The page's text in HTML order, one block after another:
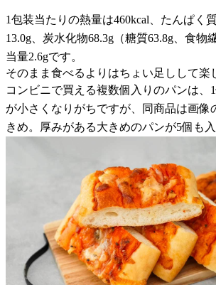
1包装当たりの熱量は460kcal、たんぱく
13.0g、炭水化物68.3g（糖質63.8g、食物
当量2.6gです。
そのまま食べるよりはちょい足しして楽
コンビニで買える複数個入りのパンは、
が小さくなりがちですが、同商品は画像
きめ。厚みがある大きめのパンが5個も